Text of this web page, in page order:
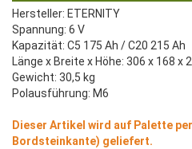
Hersteller: ETERNITY
Spannung: 6 V
Kapazität: C5 175 Ah / C20 215 Ah
Länge x Breite x Höhe: 306 x 168 x
Gewicht: 30,5 kg
Polausführung: M6
Dieser Artikel wird auf Palette
Bordsteinkante) geliefert.